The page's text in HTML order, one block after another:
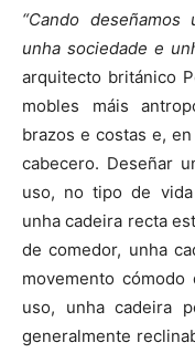
“Cando
unha sociedade e
arquitecto británico
mobles máis
brazos e costas e,
cabecero. Deseñar
uso, no tipo de vida
unha cadeira recta
de comedor, unha
movemento
uso, unha cadeira
generalmente